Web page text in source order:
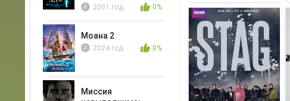
2001 год 0%
Моана 2
2024 год 0%
Миссия